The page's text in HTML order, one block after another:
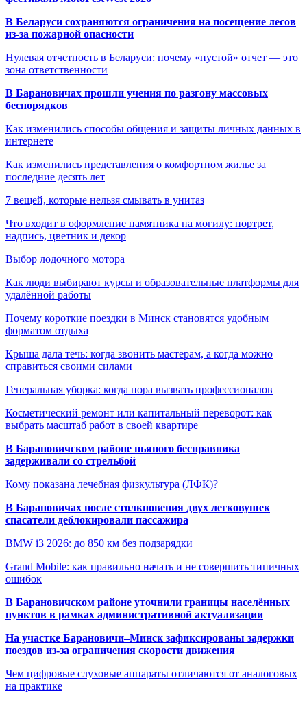
В Беларуси сохраняются ограничения на посещение лесов
из-за пожарной опасности
Нулевая отчетность в Беларуси: почему «пустой» отчет — это
зона ответственности
В Барановичах прошли учения по разгону массовых
беспорядков
Как изменились способы общения и защиты личных данных в
интернете
Как изменились представления о комфортном жилье за
последние десять лет
7 вещей, которые нельзя смывать в унитаз
Что входит в оформление памятника на могилу: портрет,
надпись, цветник и декор
Выбор лодочного мотора
Как люди выбирают курсы и образовательные платформы для
удалённой работы
Почему короткие поездки в Минск становятся удобным
форматом отдыха
Крыша дала течь: когда звонить мастерам, а когда можно
справиться своими силами
Генеральная уборка: когда пора вызвать профессионалов
Косметический ремонт или капитальный переворот: как
выбрать масштаб работ в своей квартире
В Барановичском районе пьяного бесправника
задерживали со стрельбой
Кому показана лечебная физкультура (ЛФК)?
В Барановичах после столкновения двух легковушек
спасатели деблокировали пассажира
BMW i3 2026: до 850 км без подзарядки
Grand Mobile: как правильно начать и не совершить типичных
ошибок
В Барановичском районе уточнили границы населённых
пунктов в рамках административной актуализации
На участке Барановичи–Минск зафиксированы задержки
поездов из-за ограничения скорости движения
Чем цифровые слуховые аппараты отличаются от аналоговых
на практике